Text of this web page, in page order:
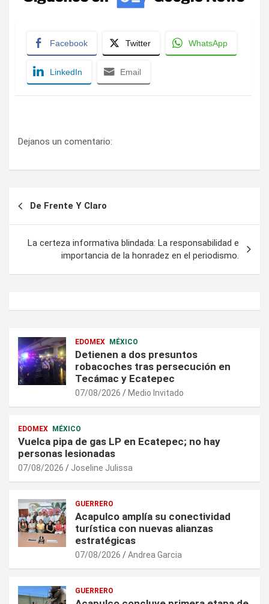
Facebook Twitter WhatsApp
LinkedIn Email
Dejanos un comentario:
entradas
De Frente Y Claro
La certeza informativa blindada: La responsabilidad e
importancia de la honradez en el periodismo.
EDOMEX MÉXICO
Detienen a dos presuntos
robacoches tras persecución en
Tecámac y Ecatepec
07/08/2026 Medio Invitado
EDOMEX MÉXICO
Vuelca pipa de gas LP en Ecatepec; no hay
personas lesionadas
07/08/2026 Joseline Julissa
GUERRERO
Acapulco amplía su conectividad
turística con nuevas alianzas
estratégicas
07/08/2026 Andrea Garcia
GUERRERO